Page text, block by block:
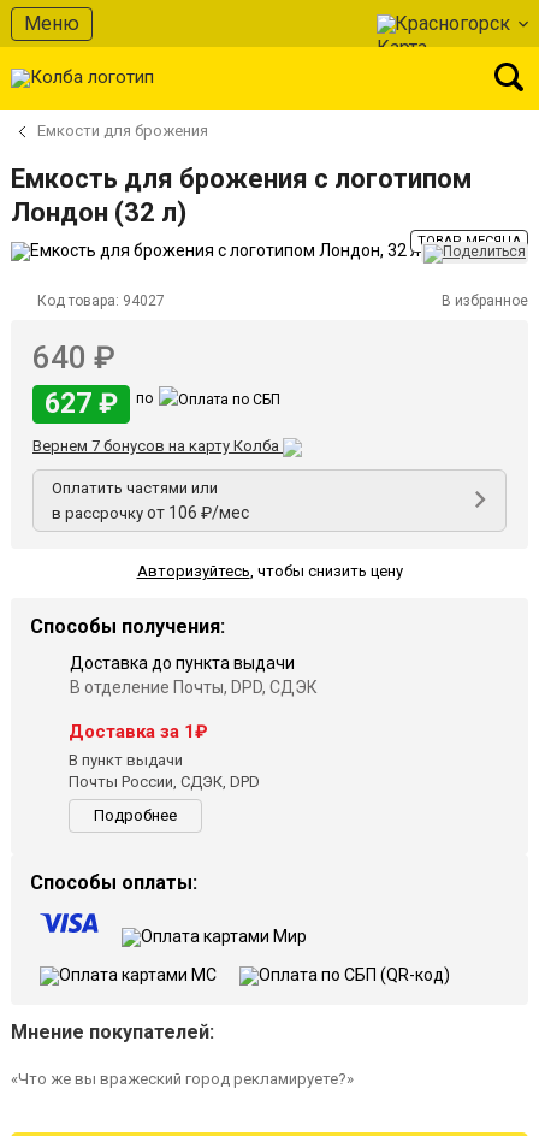
Меню Красногорск
Емкости для брожения
Емкость для брожения с логотипом
Лондон (32 л)
ТОВАР МЕСЯЦА
Код товара: 94027 В избранное
640 ₽
627 ₽ по
Вернем 7 бонусов на карту Колба
Оплатить частями или
в рассрочку от 106 ₽/мес
Авторизуйтесь, чтобы снизить цену
Способы получения:
Доставка до пункта выдачи
В отделение Почты, DPD, СДЭК
Доставка за 1₽
В пункт выдачи
Почты России, СДЭК, DPD
Подробнее
Способы оплаты:
Мнение покупателей:
«Что же вы вражеский город рекламируете?»